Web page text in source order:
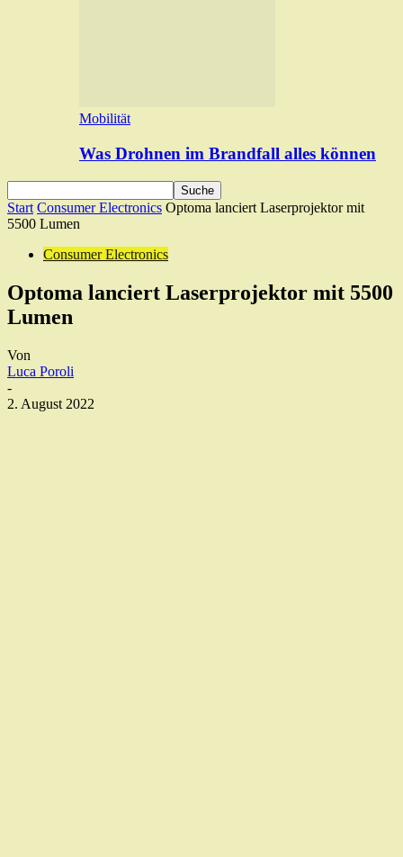
Mobilität
Was Drohnen im Brandfall alles können
Start Consumer Electronics Optoma lanciert Laserprojektor mit
5500 Lumen
Consumer Electronics
Optoma lanciert Laserprojektor mit 5500
Lumen
Von
Luca Poroli
-
2. August 2022